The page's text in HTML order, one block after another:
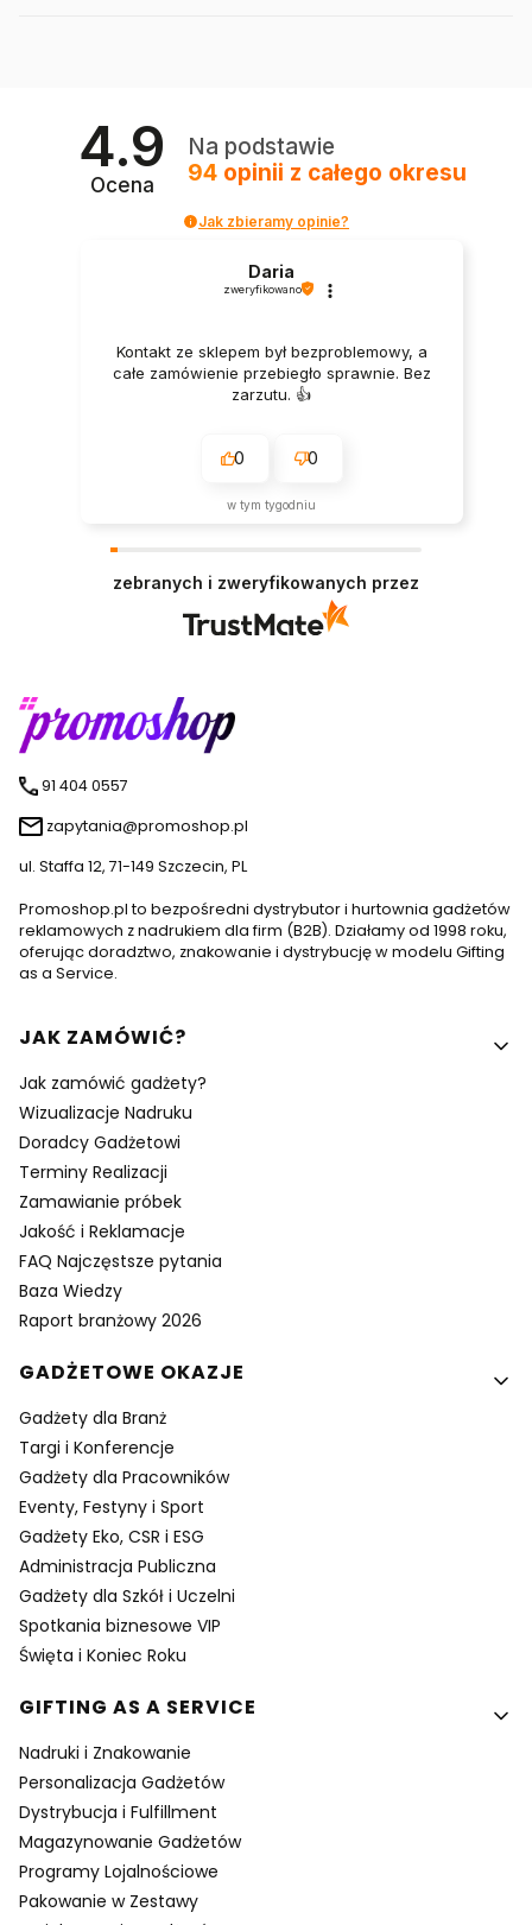
4.9
Ocena
Na podstawie
94 opinii z całego okresu
Jak zbieramy opinie?
Daria
zweryfikowano
Kontakt ze sklepem był bezproblemowy, a
całe zamówienie przebiegło sprawnie. Bez
zarzutu. 👍️
0 0
w tym tygodniu
zebranych i zweryfikowanych przez
91 404 0557
zapytania@promoshop.pl
ul. Staffa 12, 71-149 Szczecin, PL
Promoshop.pl to bezpośredni dystrybutor i hurtownia gadżetów
reklamowych z nadrukiem dla firm (B2B). Działamy od 1998 roku,
oferując doradztwo, znakowanie i dystrybucję w modelu Gifting
as a Service.
Linki w stopce
JAK ZAMÓWIĆ?
Jak zamówić gadżety?
Wizualizacje Nadruku
Doradcy Gadżetowi
Terminy Realizacji
Zamawianie próbek
Jakość i Reklamacje
FAQ Najczęstsze pytania
Baza Wiedzy
Raport branżowy 2026
GADŻETOWE OKAZJE
Gadżety dla Branż
Targi i Konferencje
Gadżety dla Pracowników
Eventy, Festyny i Sport
Gadżety Eko, CSR i ESG
Administracja Publiczna
Gadżety dla Szkół i Uczelni
Spotkania biznesowe VIP
Święta i Koniec Roku
GIFTING AS A SERVICE
Nadruki i Znakowanie
Personalizacja Gadżetów
Dystrybucja i Fulfillment
Magazynowanie Gadżetów
Programy Lojalnościowe
Pakowanie w Zestawy